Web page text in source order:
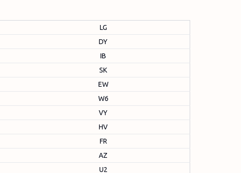
LG
DY
IB
SK
EW
W6
VY
HV
FR
AZ
U2